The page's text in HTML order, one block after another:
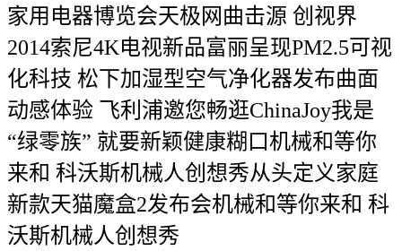
家用电器博览会天极网曲击源 创视界
2014索尼4K电视新品富丽呈现PM2.5可视
化科技 松下加湿型空气净化器发布曲面
动感体验 飞利浦邀您畅逛ChinaJoy我是
“绿零族” 就要新颖健康糊口机械和等你
来和 科沃斯机械人创想秀从头定义家庭
新款天猫魔盒2发布会机械和等你来和 科
沃斯机械人创想秀